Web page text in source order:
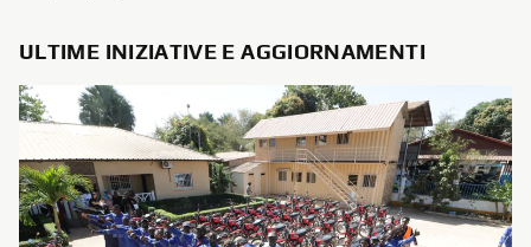
ULTIME INIZIATIVE E AGGIORNAMENTI